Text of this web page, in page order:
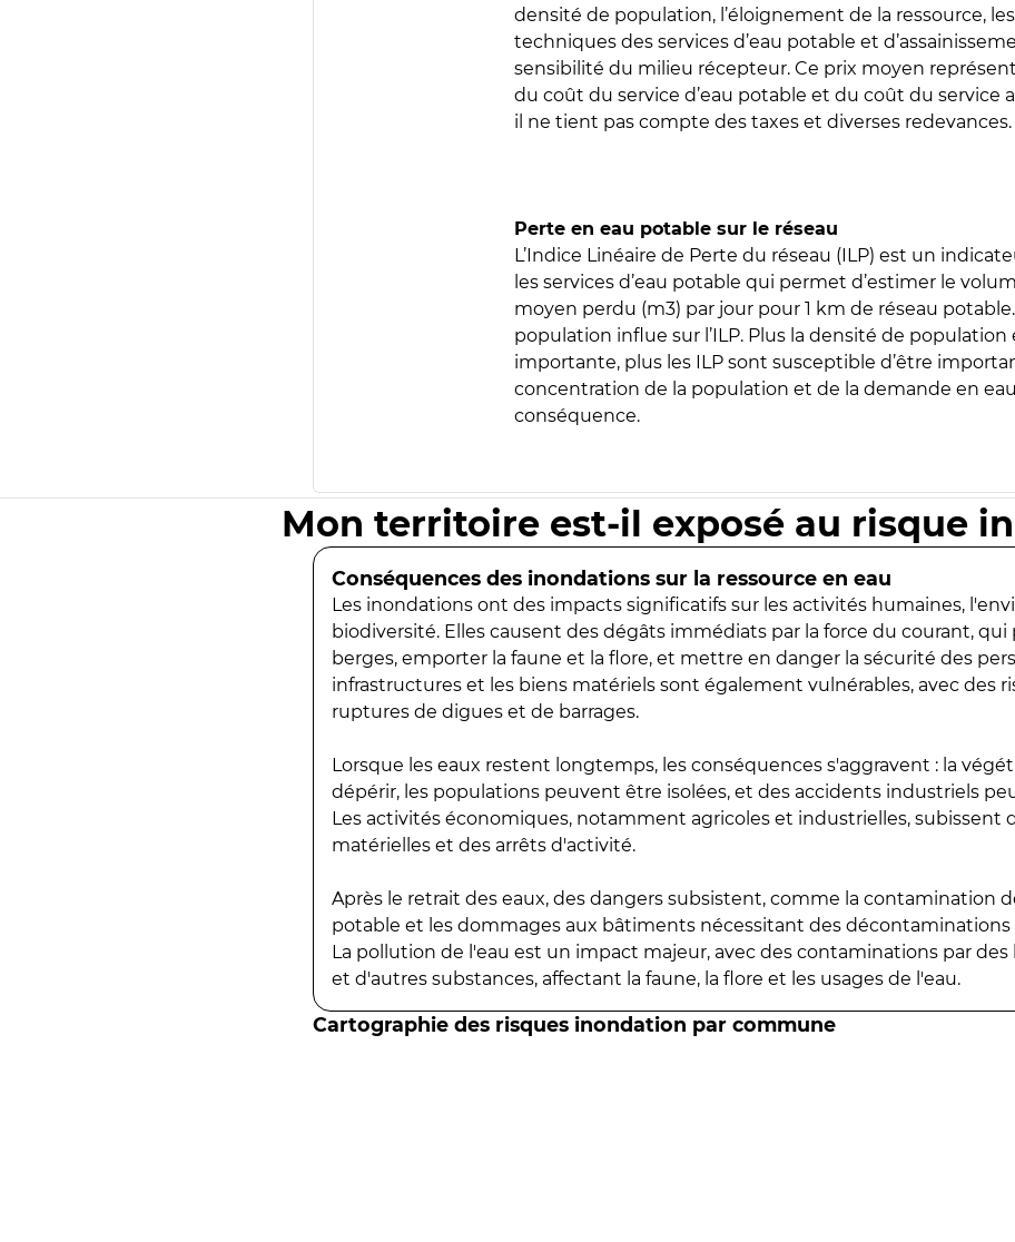
densité de population, l’éloignement de la ressource,
techniques des services d’eau potable et
sensibilité du milieu récepteur. Ce prix moyen
du coût du service d’eau potable et du coût du service
il ne tient pas compte des taxes et diverses redevances.
Perte en eau potable sur le réseau
L’Indice Linéaire de Perte du réseau (ILP) est un
les services d’eau potable qui permet d’estimer le
moyen perdu (m3) par jour pour 1 km de réseau
population influe sur l’ILP. Plus la densité de population
importante, plus les ILP sont susceptible d’être
concentration de la population et de la demande en
conséquence.
Mon territoire est-il exposé au risque
Conséquences des inondations sur la ressource en eau
Les inondations ont des impacts significatifs sur les activités humaines,
biodiversité. Elles causent des dégâts immédiats par la force du courant, qui
berges, emporter la faune et la flore, et mettre en danger la sécurité des
infrastructures et les biens matériels sont également vulnérables, avec des
ruptures de digues et de barrages.
Lorsque les eaux restent longtemps, les conséquences s'aggravent : la
dépérir, les populations peuvent être isolées, et des accidents industriels
Les activités économiques, notamment agricoles et industrielles, subissent
matérielles et des arrêts d'activité.
Après le retrait des eaux, des dangers subsistent, comme la contamination
potable et les dommages aux bâtiments nécessitant des décontaminations
La pollution de l'eau est un impact majeur, avec des contaminations par des
et d'autres substances, affectant la faune, la flore et les usages de l'eau.
Cartographie des risques inondation par commune